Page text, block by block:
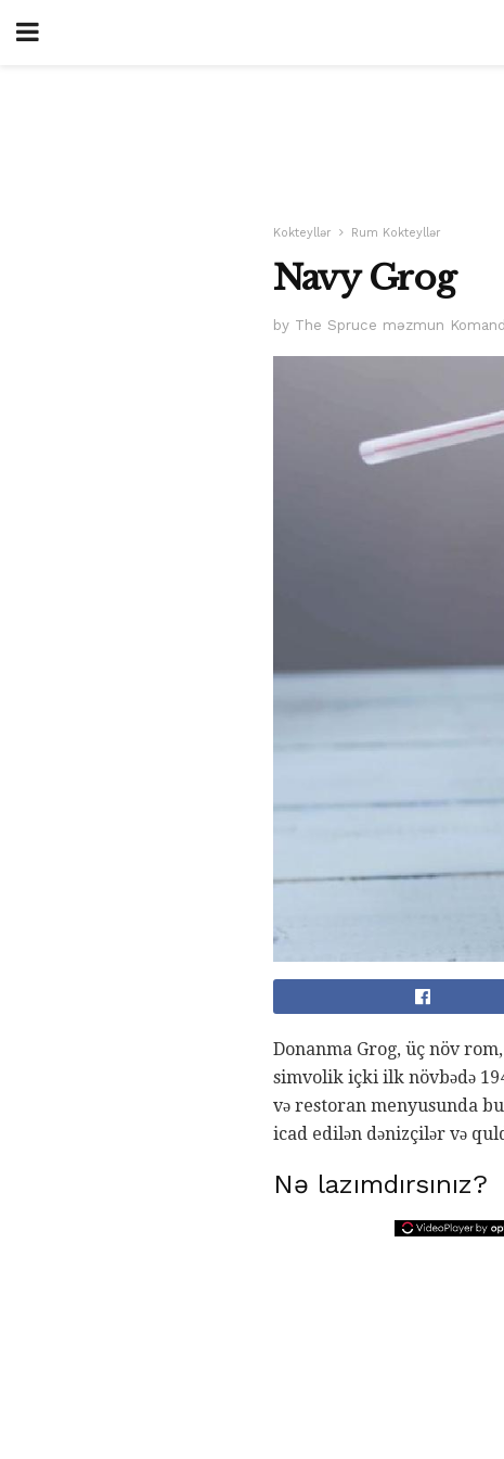
Kokteyllər Rum Kokteyllər
Navy Grog
by The Spruce məzmun
Donanma Grog, üç növ
simvolik içki ilk növbədə
və restoran menyusunda
icad edilən dənizçilər və
Nə lazımdırsınız?